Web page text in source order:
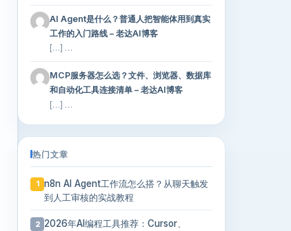
AI Agent是什么？普通人把智能体用到真实
工作的入门路线 – 老达AI博客
[…] …
MCP服务器怎么选？文件、浏览器、数据库
和自动化工具连接清单 – 老达AI博客
[…] …
热门文章
1
n8n AI Agent工作流怎么搭？从聊天触发
到人工审核的实战教程
2 2026年AI编程工具推荐：Cursor、